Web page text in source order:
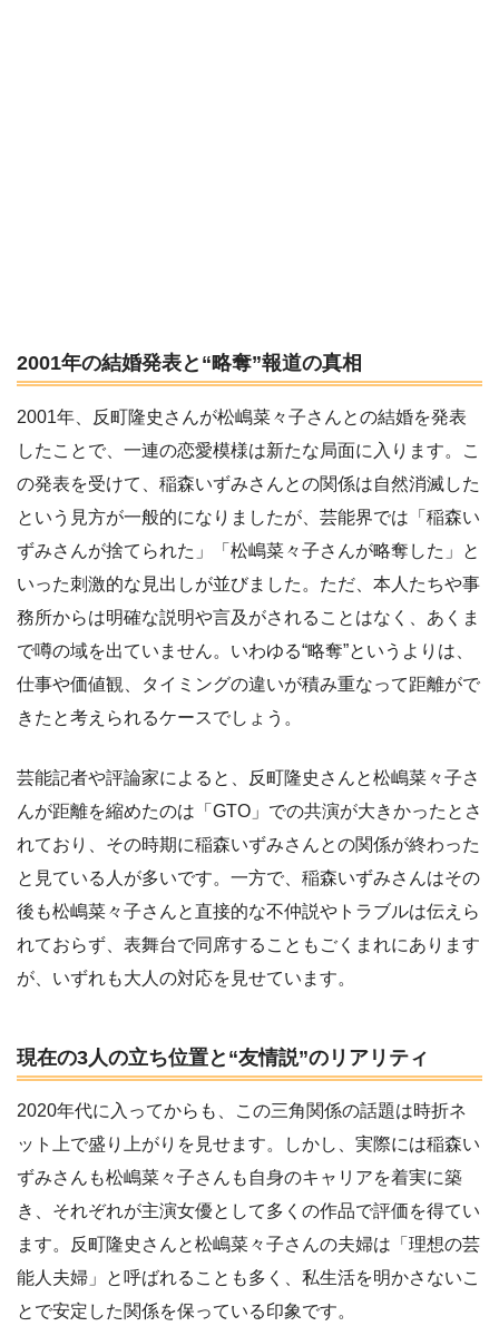
2001年の結婚発表と“略奪”報道の真相
2001年、反町隆史さんが松嶋菜々子さんとの結婚を発表
したことで、一連の恋愛模様は新たな局面に入ります。こ
の発表を受けて、稲森いずみさんとの関係は自然消滅した
という見方が一般的になりましたが、芸能界では「稲森い
ずみさんが捨てられた」「松嶋菜々子さんが略奪した」と
いった刺激的な見出しが並びました。ただ、本人たちや事
務所からは明確な説明や言及がされることはなく、あくま
で噂の域を出ていません。いわゆる“略奪”というよりは、
仕事や価値観、タイミングの違いが積み重なって距離がで
きたと考えられるケースでしょう。
芸能記者や評論家によると、反町隆史さんと松嶋菜々子さ
んが距離を縮めたのは「GTO」での共演が大きかったとさ
れており、その時期に稲森いずみさんとの関係が終わった
と見ている人が多いです。一方で、稲森いずみさんはその
後も松嶋菜々子さんと直接的な不仲説やトラブルは伝えら
れておらず、表舞台で同席することもごくまれにあります
が、いずれも大人の対応を見せています。
現在の3人の立ち位置と“友情説”のリアリティ
2020年代に入ってからも、この三角関係の話題は時折ネ
ット上で盛り上がりを見せます。しかし、実際には稲森い
ずみさんも松嶋菜々子さんも自身のキャリアを着実に築
き、それぞれが主演女優として多くの作品で評価を得てい
ます。反町隆史さんと松嶋菜々子さんの夫婦は「理想の芸
能人夫婦」と呼ばれることも多く、私生活を明かさないこ
とで安定した関係を保っている印象です。